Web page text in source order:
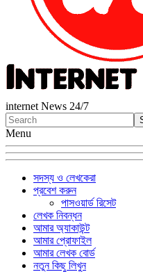
internet News 24/7
Menu
সদস্য ও লেখকেরা
প্রবেশ করুন
পাসওয়ার্ড রিসেট
লেখক নিবন্ধন
আমার অ্যাকাউন্ট
আমার প্রোফাইল
আমার লেখক বোর্ড
নতুন কিছু লিখুন